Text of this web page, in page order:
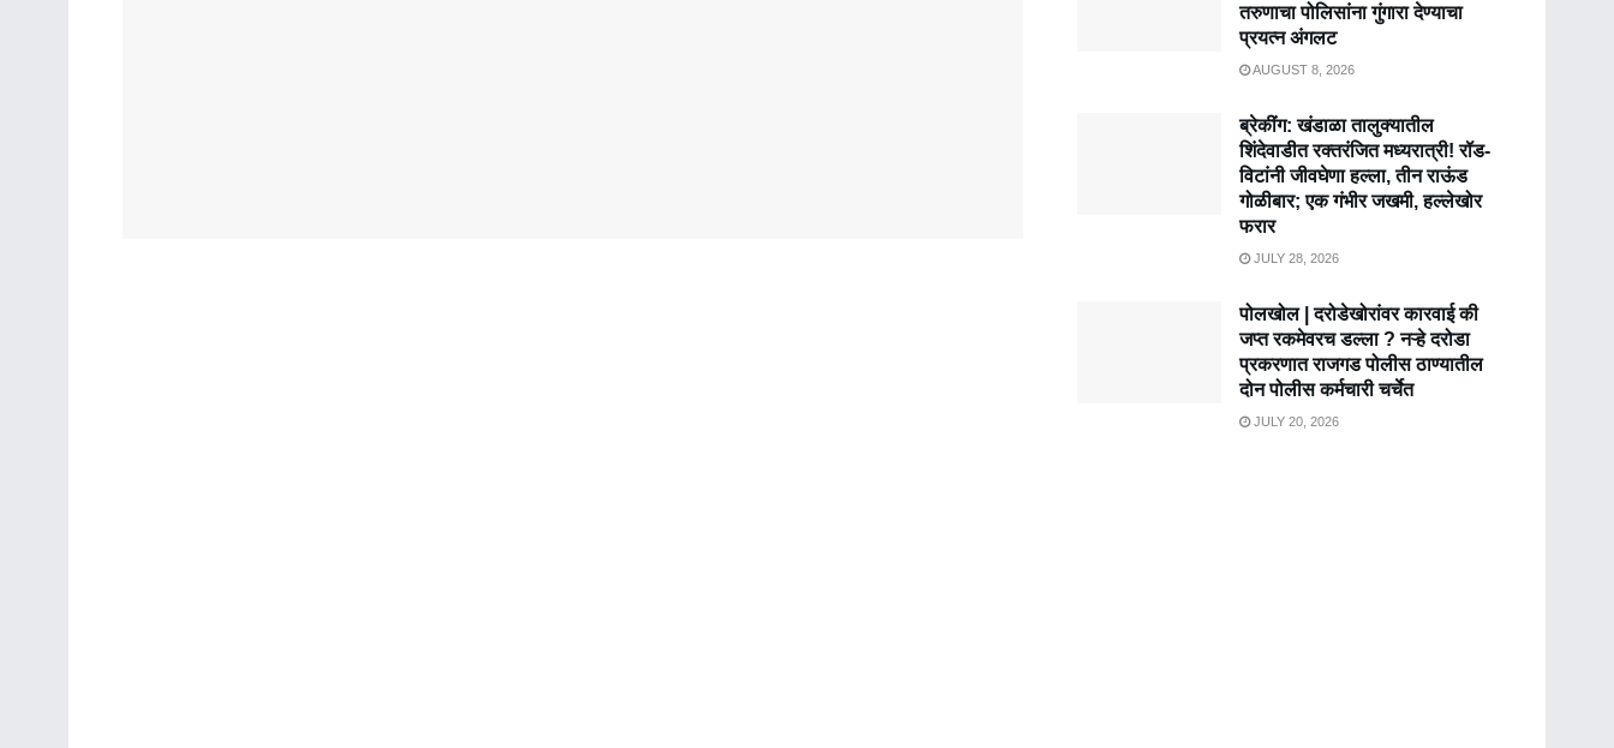
तरुणाचा पोलिसांना गुंगारा देण्याचा
प्रयत्न अंगलट
AUGUST 8, 2026
ब्रेकींग: खंडाळा तालुक्यातील
शिंदेवाडीत रक्तरंजित मध्यरात्री! रॉड-
विटांनी जीवघेणा हल्ला, तीन राऊंड
गोळीबार; एक गंभीर जखमी, हल्लेखोर
फरार
JULY 28, 2026
पोलखोल | दरोडेखोरांवर कारवाई की
जप्त रकमेवरच डल्ला ? नऱ्हे दरोडा
प्रकरणात राजगड पोलीस ठाण्यातील
दोन पोलीस कर्मचारी चर्चेत
JULY 20, 2026